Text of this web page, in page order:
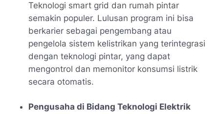
Teknologi smart grid dan rumah pintar
semakin populer. Lulusan program ini bisa
berkarier sebagai pengembang atau
pengelola sistem kelistrikan yang terintegrasi
dengan teknologi pintar, yang dapat
mengontrol dan memonitor konsumsi listrik
secara otomatis.
Pengusaha di Bidang Teknologi Elektrik